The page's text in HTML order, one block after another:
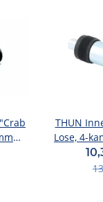
THUN
Lose, 4-
BS